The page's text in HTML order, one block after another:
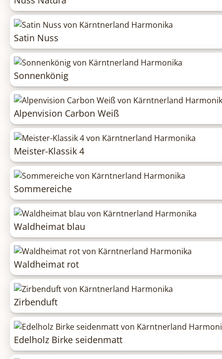
Satin Nuss
Sonnenkönig
Alpenvision Carbon Weiß
Meister-Klassik 4
Sommereiche
Waldheimat blau
Waldheimat rot
Zirbenduft
Edelholz Birke seidenmatt